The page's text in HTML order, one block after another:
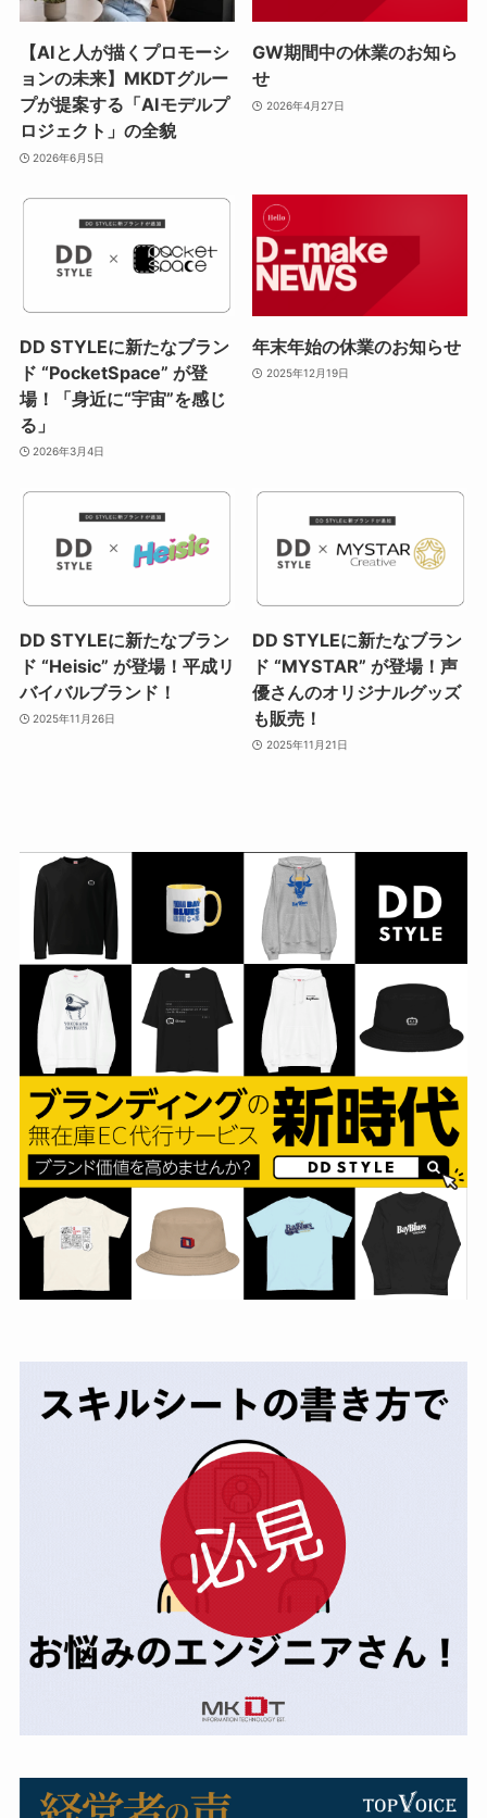
【AIと人が描くプロモーシ
ョンの未来】MKDTグルー
プが提案する「AIモデルプ
ロジェクト」の全貌
2026年6月5日
GW期間中の休業のお知ら
せ
2026年4月27日
DD STYLEに新たなブラン
ド “PocketSpace” が登
場！「身近に“宇宙”を感じ
る」
2026年3月4日
年末年始の休業のお知らせ
2025年12月19日
DD STYLEに新たなブラン
ド “Heisic” が登場！平成リ
バイバルブランド！
2025年11月26日
DD STYLEに新たなブラン
ド “MYSTAR” が登場！声
優さんのオリジナルグッズ
も販売！
2025年11月21日